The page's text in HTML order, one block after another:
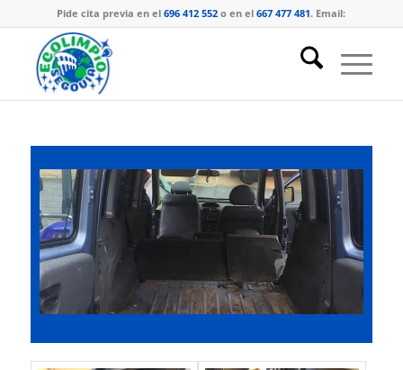
Pide cita previa en el696 412 552 o en el667 477 481. Email: